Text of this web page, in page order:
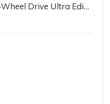
Leopard 7 190KM Four-Wheel Drive Ultra Edition